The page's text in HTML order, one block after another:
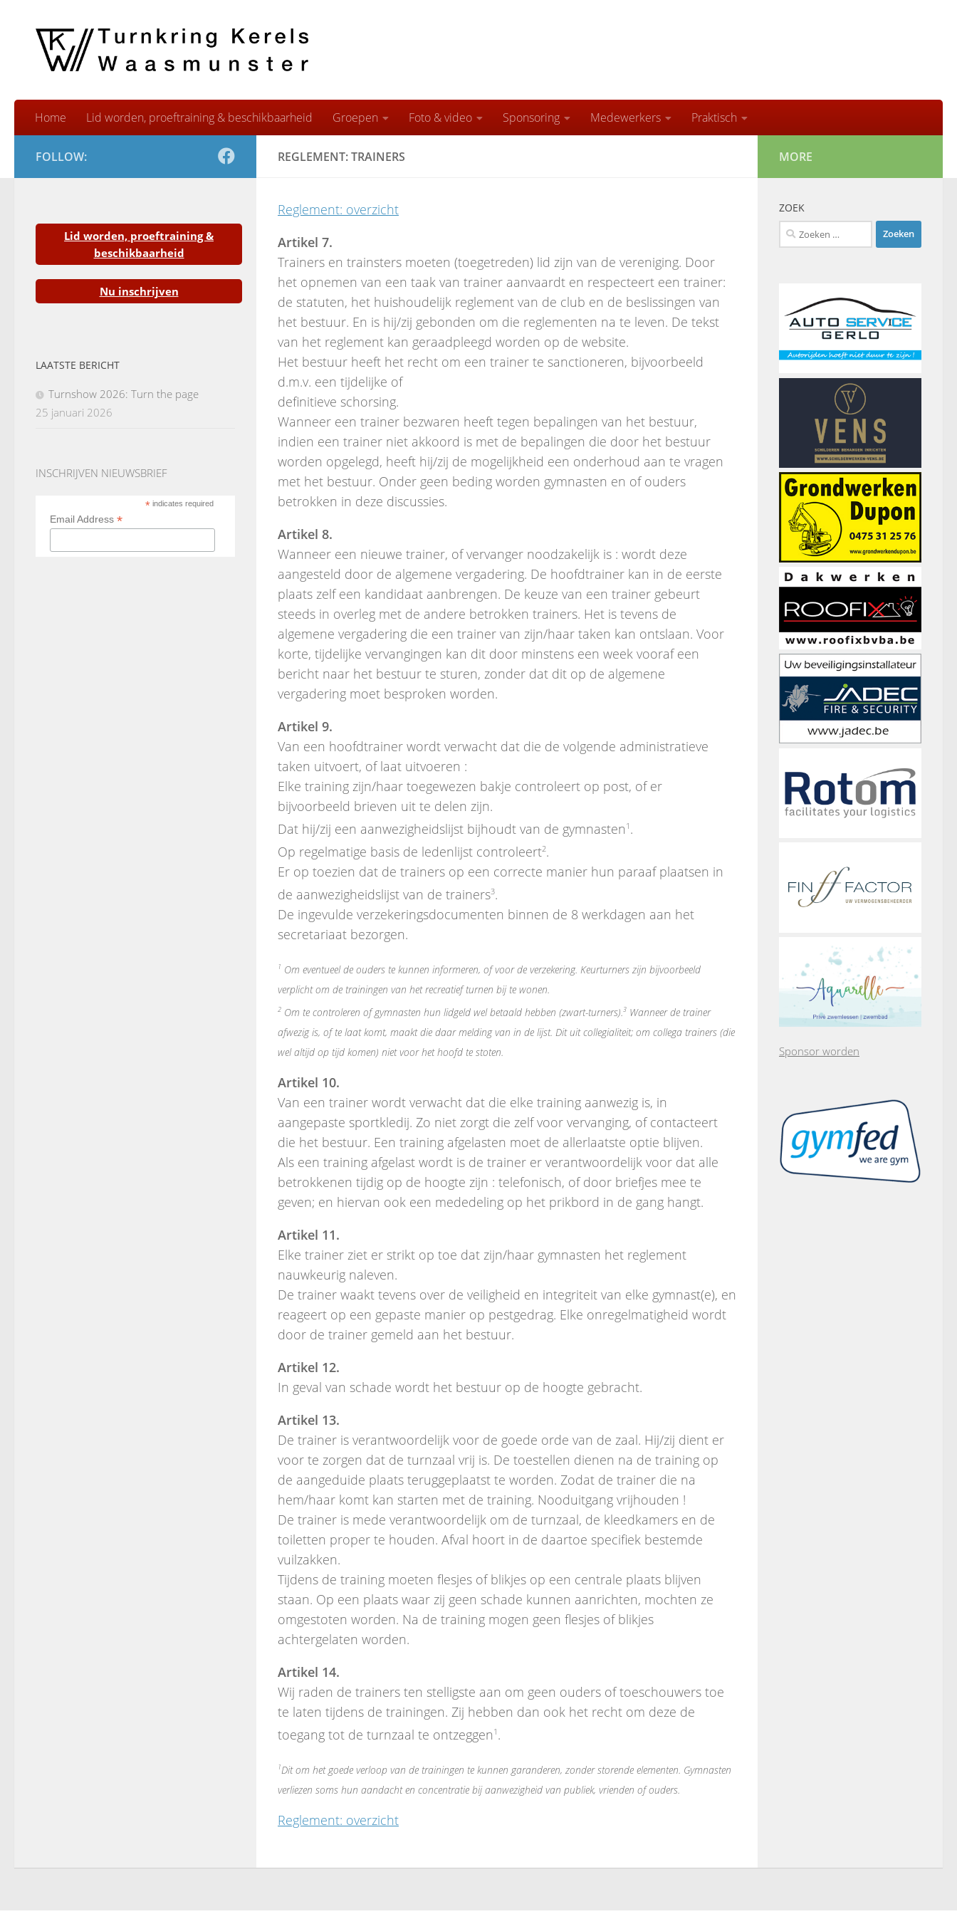
Home Lid worden, proeftraining & beschikbaarheid Groepen Foto & video Sponsoring Medewerkers Praktisch
REGLEMENT: TRAINERS
Reglement: overzicht
Artikel 7.
Trainers en trainsters moeten (toegetreden) lid zijn van de vereniging. Door
het opnemen van een taak van trainer aanvaardt en respecteert een trainer:
de statuten, het huishoudelijk reglement van de club en de beslissingen van
het bestuur. En is hij/zij gebonden om die reglementen na te leven. De tekst
van het reglement kan geraadpleegd worden op de website.
Het bestuur heeft het recht om een trainer te sanctioneren, bijvoorbeeld
d.m.v. een tijdelijke of
definitieve schorsing.
Wanneer een trainer bezwaren heeft tegen bepalingen van het bestuur,
indien een trainer niet akkoord is met de bepalingen die door het bestuur
worden opgelegd, heeft hij/zij de mogelijkheid een onderhoud aan te vragen
met het bestuur. Onder geen beding worden gymnasten en of ouders
betrokken in deze discussies.
Artikel 8.
Wanneer een nieuwe trainer, of vervanger noodzakelijk is : wordt deze
aangesteld door de algemene vergadering. De hoofdtrainer kan in de eerste
plaats zelf een kandidaat aanbrengen. De keuze van een trainer gebeurt
steeds in overleg met de andere betrokken trainers. Het is tevens de
algemene vergadering die een trainer van zijn/haar taken kan ontslaan. Voor
korte, tijdelijke vervangingen kan dit door minstens een week vooraf een
bericht naar het bestuur te sturen, zonder dat dit op de algemene
vergadering moet besproken worden.
Artikel 9.
Van een hoofdtrainer wordt verwacht dat die de volgende administratieve
taken uitvoert, of laat uitvoeren :
Elke training zijn/haar toegewezen bakje controleert op post, of er
bijvoorbeeld brieven uit te delen zijn.
Dat hij/zij een aanwezigheidslijst bijhoudt van de gymnasten 1 .
Op regelmatige basis de ledenlijst controleert2.
Er op toezien dat de trainers op een correcte manier hun paraaf plaatsen in
de aanwezigheidslijst van de trainers3.
De ingevulde verzekeringsdocumenten binnen de 8 werkdagen aan het
secretariaat bezorgen.
1 Om eventueel de ouders te kunnen informeren, of voor de verzekering. Keurturners zijn bijvoorbeeld
verplicht om de trainingen van het recreatief turnen bij te wonen.
2 Om te controleren of gymnasten hun lidgeld wel betaald hebben (zwart-turners).3 Wanneer de trainer
afwezig is, of te laat komt, maakt die daar melding van in de lijst. Dit uit collegialiteit; om collega trainers (die
wel altijd op tijd komen) niet voor het hoofd te stoten.
Artikel 10.
Van een trainer wordt verwacht dat die elke training aanwezig is, in
aangepaste sportkledij. Zo niet zorgt die zelf voor vervanging, of contacteert
die het bestuur. Een training afgelasten moet de allerlaatste optie blijven.
Als een training afgelast wordt is de trainer er verantwoordelijk voor dat alle
betrokkenen tijdig op de hoogte zijn : telefonisch, of door briefjes mee te
geven; en hiervan ook een mededeling op het prikbord in de gang hangt.
Artikel 11.
Elke trainer ziet er strikt op toe dat zijn/haar gymnasten het reglement
nauwkeurig naleven.
De trainer waakt tevens over de veiligheid en integriteit van elke gymnast(e), en
reageert op een gepaste manier op pestgedrag. Elke onregelmatigheid wordt
door de trainer gemeld aan het bestuur.
Artikel 12.
In geval van schade wordt het bestuur op de hoogte gebracht.
Artikel 13.
De trainer is verantwoordelijk voor de goede orde van de zaal. Hij/zij dient er
voor te zorgen dat de turnzaal vrij is. De toestellen dienen na de training op
de aangeduide plaats teruggeplaatst te worden. Zodat de trainer die na
hem/haar komt kan starten met de training. Nooduitgang vrijhouden !
De trainer is mede verantwoordelijk om de turnzaal, de kleedkamers en de
toiletten proper te houden. Afval hoort in de daartoe specifiek bestemde
vuilzakken.
Tijdens de training moeten flesjes of blikjes op een centrale plaats blijven
staan. Op een plaats waar zij geen schade kunnen aanrichten, mochten ze
omgestoten worden. Na de training mogen geen flesjes of blikjes
achtergelaten worden.
Artikel 14.
Wij raden de trainers ten stelligste aan om geen ouders of toeschouwers toe
te laten tijdens de trainingen. Zij hebben dan ook het recht om deze de
toegang tot de turnzaal te ontzeggen 1 .
1Dit om het goede verloop van de trainingen te kunnen garanderen, zonder storende elementen. Gymnasten
verliezen soms hun aandacht en concentratie bij aanwezigheid van publiek, vrienden of ouders.
Reglement: overzicht
FOLLOW:
Lid worden, proeftraining &
beschikbaarheid
Nu inschrijven
LAATSTE BERICHT
Turnshow 2026: Turn the page
25 januari 2026
INSCHRIJVEN NIEUWSBRIEF
* indicates required
Email Address *
MORE
ZOEK
Zoeken
naar:
Sponsor worden